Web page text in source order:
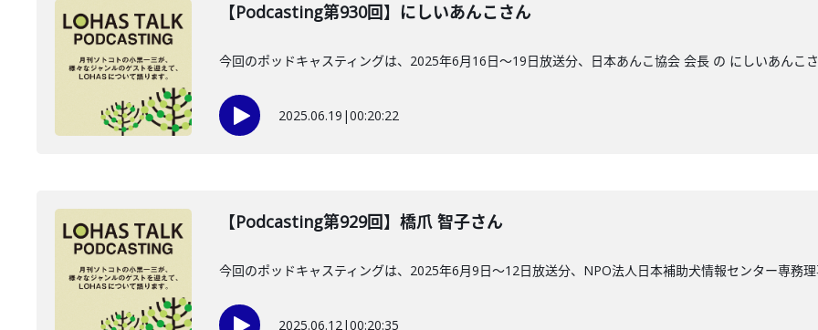
【Podcasting第930回】にしいあんこさん
今回のポッドキャスティングは、2025年6月16日〜19日放送分、日本あんこ協会 会長 の にしいあんこさ
2025.06.19 |00:20:22
【Podcasting第929回】橋爪 智子さん
今回のポッドキャスティングは、2025年6月9日〜12日放送分、NPO法人日本補助犬情報センター専務理
2025.06.12|00:20:35